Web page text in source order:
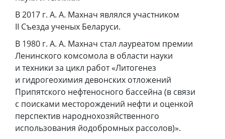
В 2017 г. А. А. Махнач являлся участником
II Съезда ученых Беларуси.
В 1980 г. А. А. Махнач стал лауреатом премии
Ленинского комсомола в области науки
и техники за цикл работ «Литогенез
и гидрогеохимия девонских отложений
Припятского нефтеносного бассейна (в связи
с поисками месторождений нефти и оценкой
перспектив народнохозяйственного
использования йодобромных рассолов)».